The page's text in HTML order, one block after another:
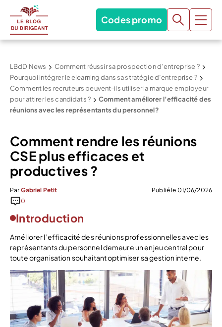
Codes promo
LBdD News
Comment réussir sa prospection d’entreprise ?
Pourquoi intégrer le elearning dans sa stratégie d’entreprise ?
Comment les recruteurs peuvent-ils utiliser la marque employeur
pour attirer les candidats ?
Comment améliorer l’efficacité des
réunions avec les représentants du personnel ?
Comment rendre les réunions
CSE plus efficaces et
productives ?
Par Gabriel Petit
Publié le 01/06/2026
0
Introduction
Améliorer l’efficacité des réunions professionnelles avec les
représentants du personnel demeure un enjeu central pour
toute organisation souhaitant optimiser sa gestion interne.